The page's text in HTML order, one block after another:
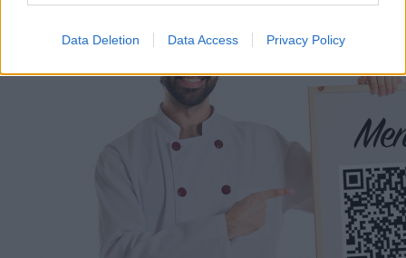
Data Deletion Data Access Privacy Policy